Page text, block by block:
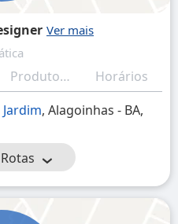
Produtos/Serviços
Horários
Jardim, Alagoinhas - BA,
Rotas